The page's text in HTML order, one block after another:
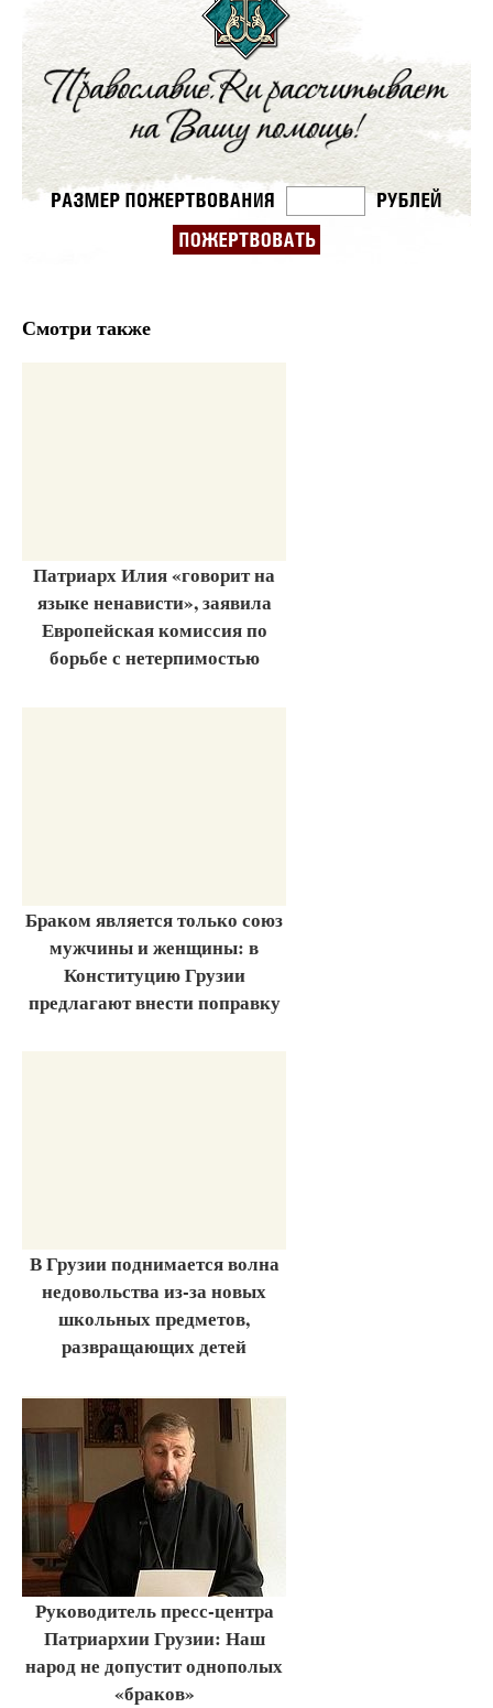
Смотри также
Патриарх Илия «говорит на
языке ненависти», заявила
Европейская комиссия по
борьбе с нетерпимостью
Браком является только союз
мужчины и женщины: в
Конституцию Грузии
предлагают внести поправку
В Грузии поднимается волна
недовольства из-за новых
школьных предметов,
развращающих детей
Руководитель пресс-центра
Патриархии Грузии: Наш
народ не допустит однополых
«браков»